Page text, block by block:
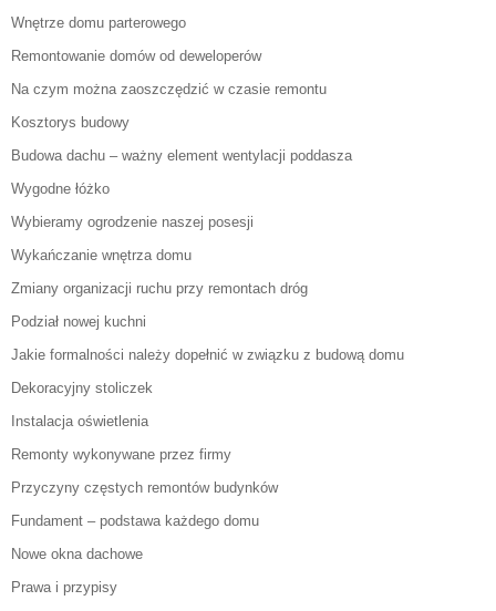
Wnętrze domu parterowego
Remontowanie domów od deweloperów
Na czym można zaoszczędzić w czasie remontu
Kosztorys budowy
Budowa dachu – ważny element wentylacji poddasza
Wygodne łóżko
Wybieramy ogrodzenie naszej posesji
Wykańczanie wnętrza domu
Zmiany organizacji ruchu przy remontach dróg
Podział nowej kuchni
Jakie formalności należy dopełnić w związku z budową domu
Dekoracyjny stoliczek
Instalacja oświetlenia
Remonty wykonywane przez firmy
Przyczyny częstych remontów budynków
Fundament – podstawa każdego domu
Nowe okna dachowe
Prawa i przypisy